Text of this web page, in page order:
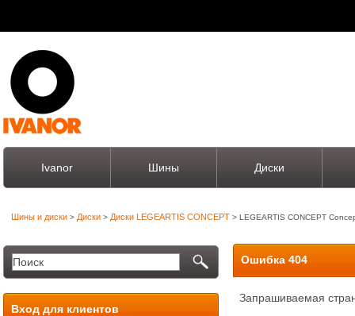
Ivanor Шины Диски
Шины и диски > Диски > Диски LEGEARTIS CONCEPT > LEGEARTIS CONCEPT
Вход для клиентов
Ошибка 404
Запрашиваемая